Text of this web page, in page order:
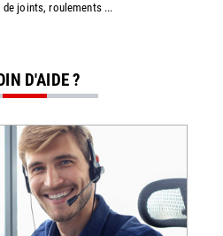
joints, roulements ...
D'AIDE ?